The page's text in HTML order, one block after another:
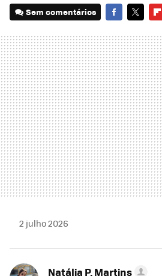
Sem comentários
2 julho 2026
Natália P. Martins